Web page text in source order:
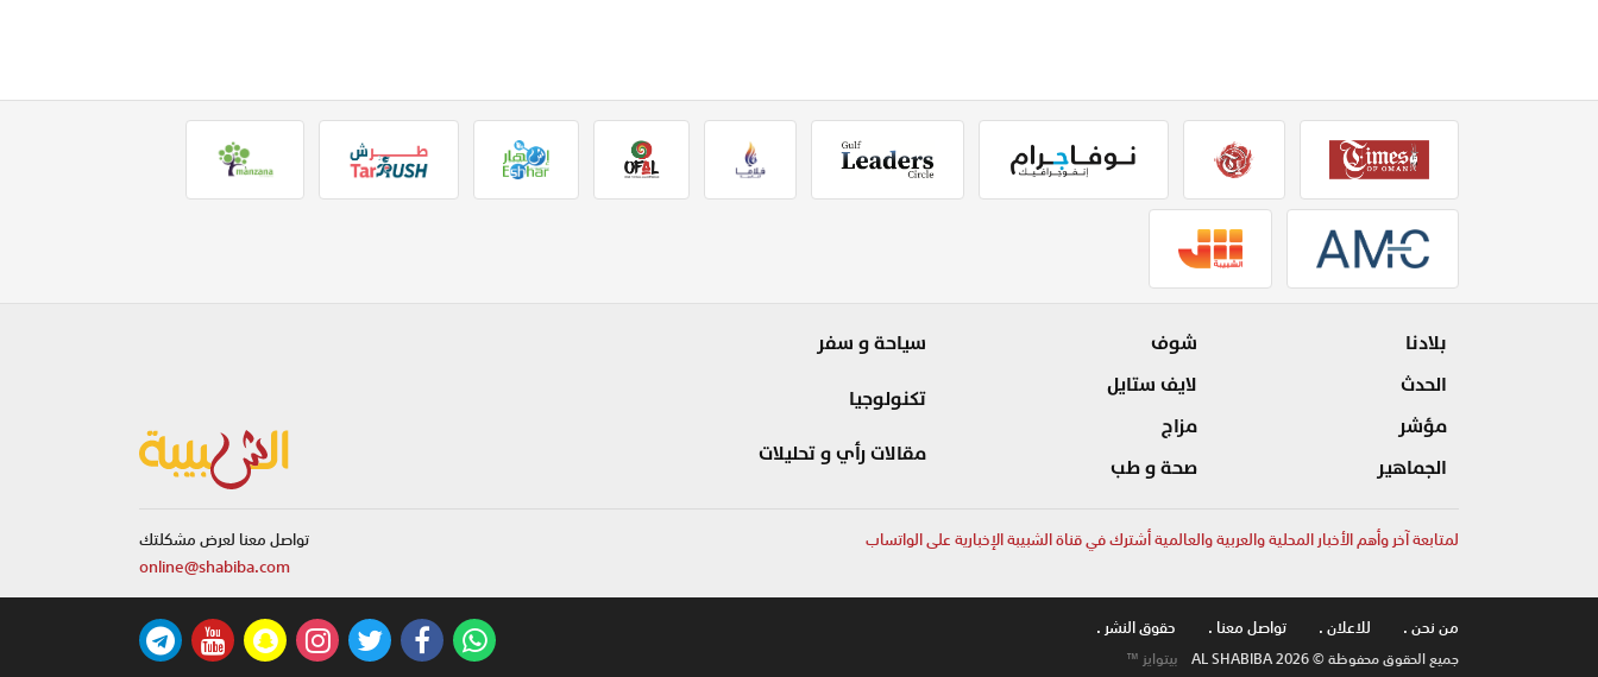
بلادنا
الحدث
مؤشر
الجماهير
شوف
لايف ستايل
مزاج
صحة و طب
سياحة و سفر
تكنولوجيا
مقالات رأي و تحليلات
لمتابعة آخر وأهم الأخبار المحلية والعربية والعالمية أشترك في قناة الشبيبة الإخبارية على الواتساب
تواصل معنا لعرض مشكلتك
online@shabiba.com
من نحن .
للاعلان . تواصل معنا . حقوق النشر .
جميع الحقوق محفوظة © AL SHABIBA 2026 بيتوايز ™